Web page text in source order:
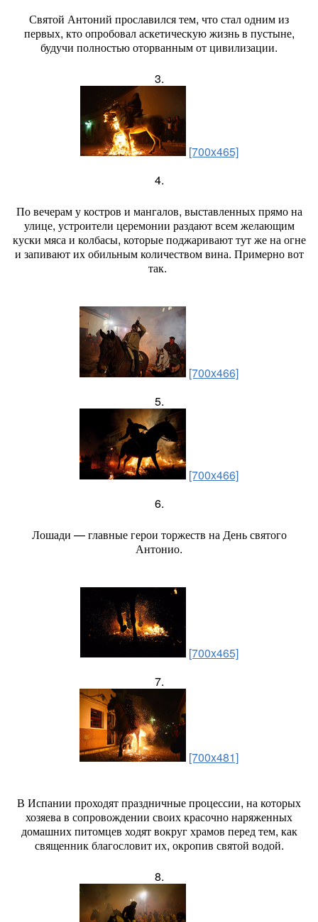
Святой Антоний прославился тем, что стал одним из
первых, кто опробовал аскетическую жизнь в пустыне,
будучи полностью оторванным от цивилизации.
3.
[700x465]
4.
По вечерам у костров и мангалов, выставленных прямо на
улице, устроители церемонии раздают всем желающим
куски мяса и колбасы, которые поджаривают тут же на огне
и запивают их обильным количеством вина. Примерно вот
так.
[700x466]
5.
[700x466]
6.
Лошади — главные герои торжеств на День святого
Антонио.
[700x465]
7.
[700x481]
В Испании проходят праздничные процессии, на которых
хозяева в сопровождении своих красочно наряженных
домашних питомцев ходят вокруг храмов перед тем, как
священник благословит их, окропив святой водой.
8.